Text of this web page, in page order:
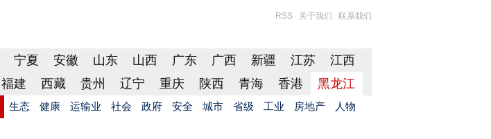
RSS 关于我们 联系我们
宁夏 安徽 山东 山西 广东 广西 新疆 江苏
江西
福建 西藏 贵州 辽宁 重庆 陕西 青海 香港 黑龙江
生态 健康 运输业 社会 政府 安全 城市 省级 工业 房地产 人物